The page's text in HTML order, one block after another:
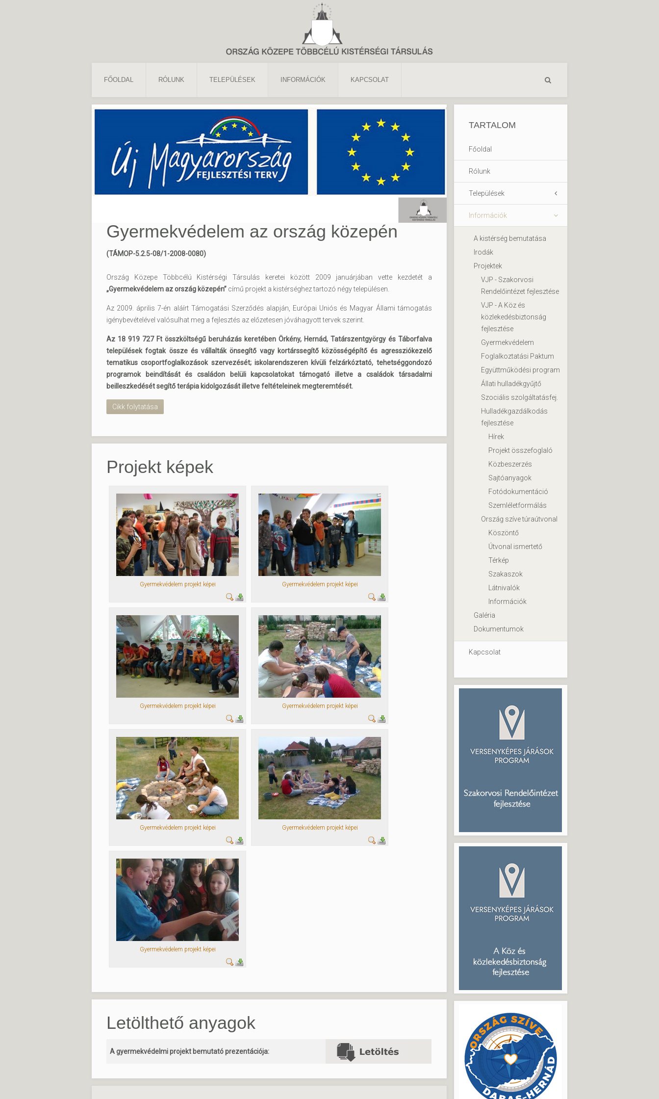
FŐOLDAL RÓLUNK TELEPÜLÉSEK INFORMÁCIÓK KAPCSOLAT
Gyermekvédelem az ország közepén
(TÁMOP-5.2.5-08/1-2008-0080)
Ország Közepe Többcélú Kistérségi Társulás keretei között 2009 januárjában vette kezdetét a
„Gyermekvédelem az ország közepén” című projekt a kistérséghez tartozó négy településen.
Az 2009. április 7-én aláírt Támogatási Szerződés alapján, Európai Uniós és Magyar Állami támogatás
igénybevételével valósulhat meg a fejlesztés az előzetesen jóváhagyott tervek szerint.
Az 18 919 727 Ft összköltségű beruházás keretében Örkény, Hernád, Tatárszentgyörgy és Táborfalva
települések fogtak össze és vállalták önsegítő vagy kortárssegítő közösségépítő és agressziókezelő
tematikus csoportfoglalkozások szervezését; iskolarendszeren kívüli felzárkóztató, tehetséggondozó
programok beindítását és családon belüli kapcsolatokat támogató illetve a családok társadalmi
beilleszkedését segítő terápia kidolgozását illetve feltételeinek megteremtését.
Cikk folytatása
Projekt képek
Gyermekvédelem projekt képei Gyermekvédelem projekt képei
Gyermekvédelem projekt képei Gyermekvédelem projekt képei
Gyermekvédelem projekt képei Gyermekvédelem projekt képei
Gyermekvédelem projekt képei
Letölthető anyagok
A gyermekvédelmi projekt bemutató prezentációja:
TARTALOM
Főoldal
Rólunk
Települések
Információk
A kistérség bemutatása
Irodák
Projektek
VJP - Szakorvosi
Rendelőintézet fejlesztése
VJP - A Köz és
közlekedésbiztonság
fejlesztése
Gyermekvédelem
Foglalkoztatási Paktum
Együttműködési program
Állati hulladékgyűjtő
Szociális szolgáltatásfej.
Hulladékgazdálkodás
fejlesztése
Hírek
Projekt összefoglaló
Közbeszerzés
Sajtóanyagok
Fotódokumentáció
Szemléletformálás
Ország szíve túraútvonal
Köszöntő
Útvonal ismertető
Térkép
Szakaszok
Látnivalók
Információk
Galéria
Dokumentumok
Kapcsolat